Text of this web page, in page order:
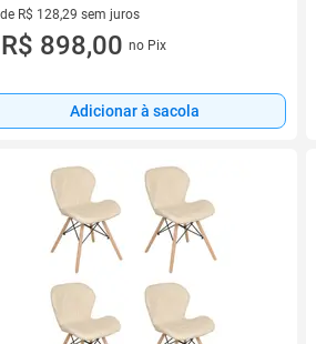
R$ 128,29 sem juros
de R$ 128,29 sem juros
R$ 898,00 no Pix
Adicionar à sacola